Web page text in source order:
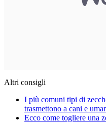
Altri consigli
I più comuni tipi di
trasmettono a cani e
Ecco come togliere una